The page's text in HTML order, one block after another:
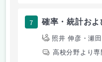
7 確率・統計お
照井 伸彦・瀬